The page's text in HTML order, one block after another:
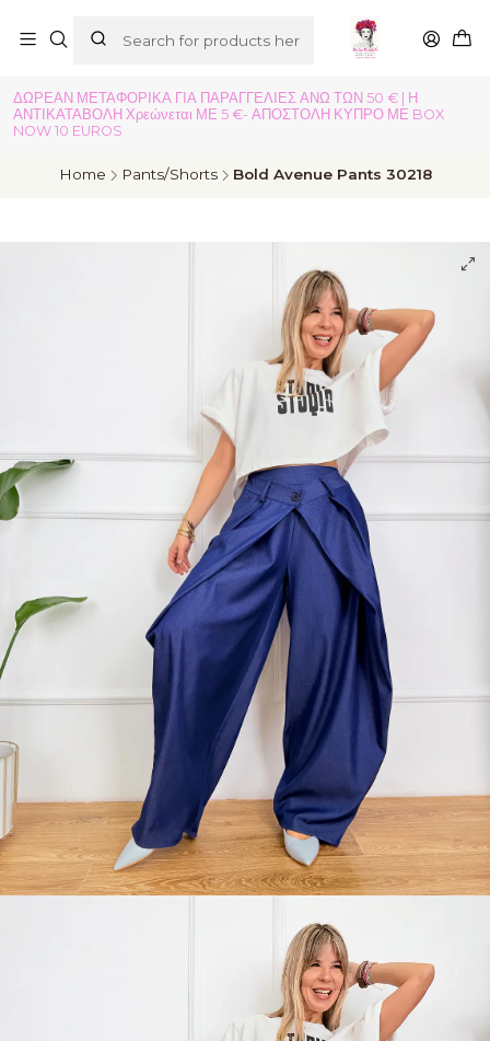
ΔΩΡΕΑΝ ΜΕΤΑΦΟΡΙΚΑ ΓΙΑ ΠΑΡΑΓΓΕΛΙΕΣ ΑΝΩ ΤΩΝ 50 € | Η
ΑΝΤΙΚΑΤΑΒΟΛΗ Χρεώνεται ΜΕ 5 €- ΑΠΟΣΤΟΛΗ ΚΥΠΡΟ ΜΕ BOX
NOW 10 EUROS
Home Pants/Shorts Bold Avenue Pants 30218